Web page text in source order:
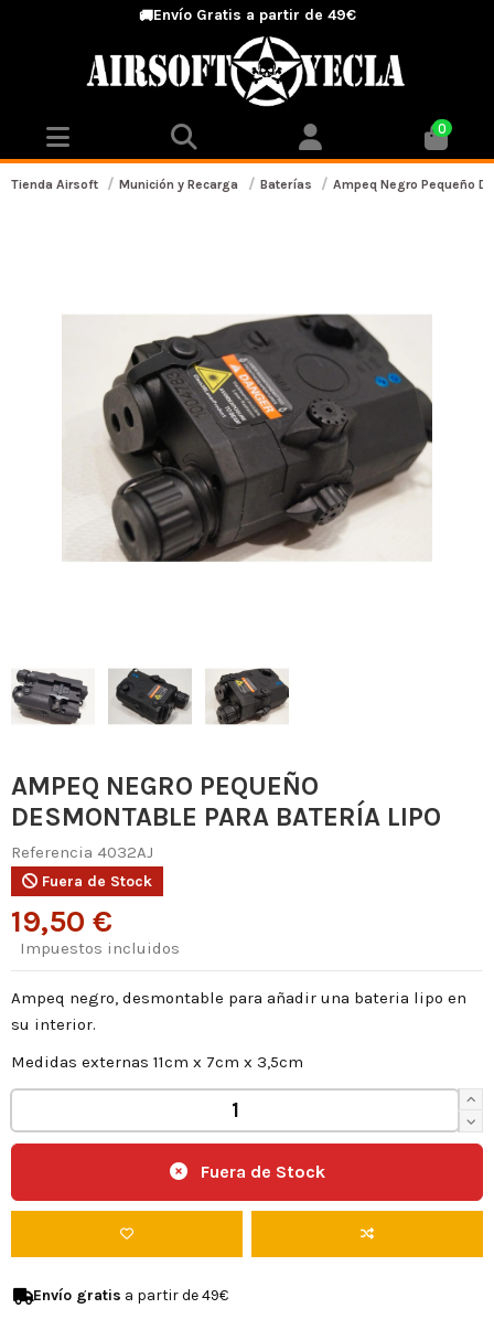
🚚Envío Gratis a partir de 49€
0
Tienda Airsoft Munición y Recarga Baterías Ampeq Negro Pequeño
AMPEQ NEGRO PEQUEÑO
DESMONTABLE PARA BATERÍA LIPO
Referencia 4032AJ
Fuera de Stock
19,50 €
Impuestos incluidos
Ampeq negro, desmontable para añadir una bateria lipo en
su interior.
Medidas externas 11cm x 7cm x 3,5cm
Fuera de Stock
Envío gratis a partir de 49€